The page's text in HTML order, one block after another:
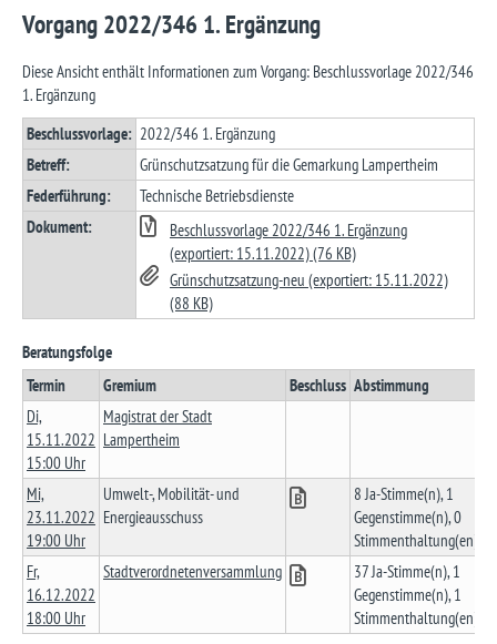
Vorgang 2022/346 1. Ergänzung
Diese Ansicht enthält Informationen zum Vorgang: Beschlussvorlage 2022/346
1. Ergänzung
Beschlussvorlage: 2022/346 1. Ergänzung
Betreff:
Grünschutzsatzung für die Gemarkung Lampertheim
Federführung:
Technische Betriebsdienste
Dokument:
Beschlussvorlage 2022/346 1. Ergänzung
(exportiert: 15.11.2022) (76 KB)
Grünschutzsatzung-neu (exportiert: 15.11.2022)
(88 KB)
Beratungsfolge
Termin
Gremium Beschluss Abstimmung
Di,
15.11.2022
15:00 Uhr
Magistrat der Stadt
Lampertheim
Mi,
23.11.2022
19:00 Uhr
Umwelt-, Mobilität- und
Energieausschuss
8 Ja-Stimme(n), 1
Gegenstimme(n), 0
Stimmenthaltung(en)
Fr,
16.12.2022
18:00 Uhr
Stadtverordnetenversammlung
37 Ja-Stimme(n), 1
Gegenstimme(n), 1
Stimmenthaltung(en)